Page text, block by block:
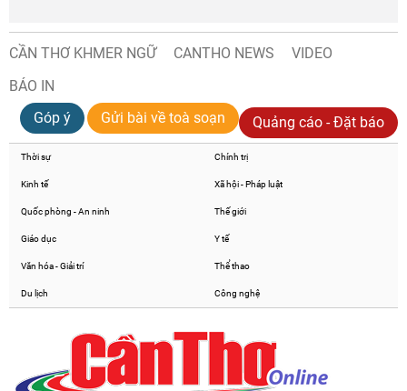
CẦN THƠ KHMER NGỮ CANTHO NEWS
VIDEO
BÁO IN
Góp ý
Gửi bài về toà soạn Quảng cáo - Đặt báo
Thời sự Chính trị
Kinh tế Xã hội - Pháp luật
Quốc phòng - An ninh Thế giới
Giáo dục Y tế
Văn hóa - Giải trí Thể thao
Du lịch Công nghệ